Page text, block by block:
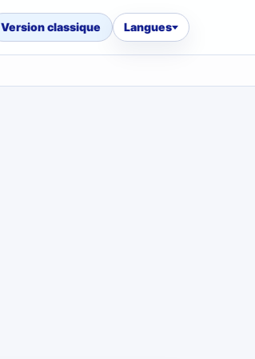
Version classique Langues